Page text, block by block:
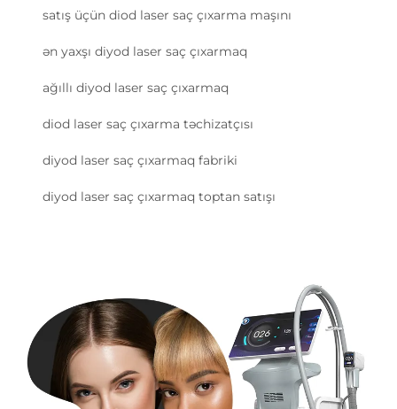
satış üçün diod laser saç çıxarma maşını
ən yaxşı diyod laser saç çıxarmaq
ağıllı diyod laser saç çıxarmaq
diod laser saç çıxarma təchizatçısı
diyod laser saç çıxarmaq fabriki
diyod laser saç çıxarmaq toptan satışı